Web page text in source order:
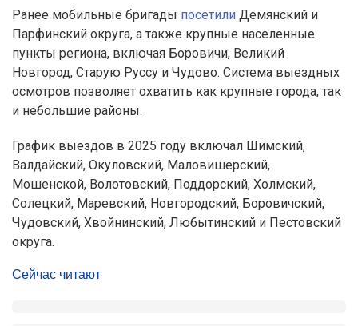
Ранее мобильные бригады посетили Демянский и
Парфинский округа, а также крупные населенные
пункты региона, включая Боровичи, Великий
Новгород, Старую Руссу и Чудово. Система выездных
осмотров позволяет охватить как крупные города, так
и небольшие районы.
График выездов в 2025 году включал Шимский,
Валдайский, Окуловский, Маловишерский,
Мошенской, Волотовский, Поддорский, Холмский,
Солецкий, Маревский, Новгородский, Боровичский,
Чудовский, Хвойнинский, Любытинский и Пестовский
округа.
Сейчас читают